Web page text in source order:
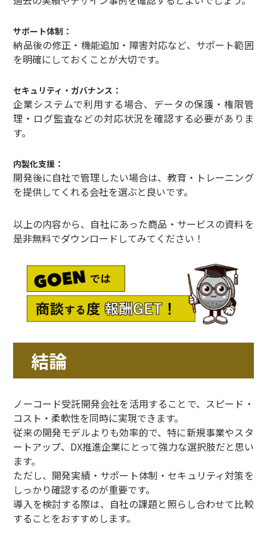
サポート体制：
納品後の修正・機能追加・障害対応など、サポート範囲
を明確にしておくことが大切です。
セキュリティ・ガバナンス：
企業システムで利用する場合、データの保護・権限管
理・ログ監査などの対応状況を確認する必要がありま
す。
内製化支援：
開発後に自社で管理したい場合は、教育・トレーニング
を提供してくれる会社を選ぶと良いです。
以上の内容から、自社にあった商品・サービスの資料を
是非無料でダウンロードしてみてください！
結論
ノーコード受託開発会社を活用することで、スピード・
コスト・柔軟性を同時に実現できます。
従来の開発モデルよりも効率的で、特に新規事業やスタ
ートアップ、DX推進企業にとって強力な選択肢だと思い
ます。
ただし、開発実績・サポート体制・セキュリティ対策を
しっかり確認するのが重要です。
導入を検討する際は、自社の課題と照らし合わせて比較
することをおすすめします。